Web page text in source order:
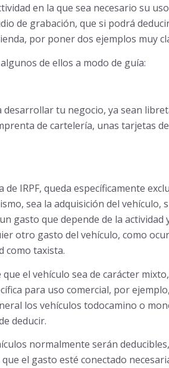
en la que sea necesario su
de grabación, que si podrá
por poner dos ejemplos muy
de ellos a modo de guía:
tu negocio, ya sean
de cartelería, unas tarjetas
IRPF, queda específicamente
sea la adquisición del vehículo,
gasto que depende de la actividad
otro gasto del vehículo, como
como taxista.
el vehículo sea de carácter
para uso comercial, por
los vehículos todocamino o
deducir.
normalmente serán
el gasto esté conectado